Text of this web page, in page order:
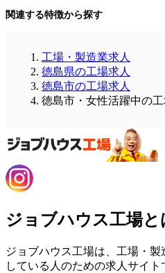
関連する特徴から探す
工場・製造業求人
徳島県の工場求人
徳島市の工場求人
徳島市・女性活躍中の工
ジョブハウス工場と
ジョブハウス工場は、工場・
している人のための求人サイト